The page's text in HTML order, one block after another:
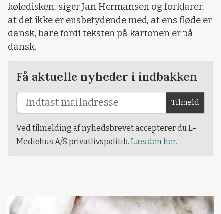
køledisken, siger Jan Hermansen og forklarer,
at det ikke er ensbetydende med, at ens fløde er
dansk, bare fordi teksten på kartonen er på
dansk.
Få aktuelle nyheder i indbakken
Tilmeld
Ved tilmelding af nyhedsbrevet accepterer du L-
Mediehus A/S privatlivspolitik. Læs den her.